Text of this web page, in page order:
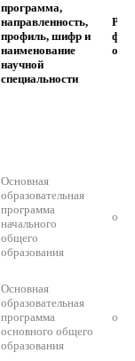
программа,
направленность,
профиль, шифр и
наименование
научной
специальности
Основная
образовательная
программа
начального
общего
образования
Основная
образовательная
программа
основного общего
образования